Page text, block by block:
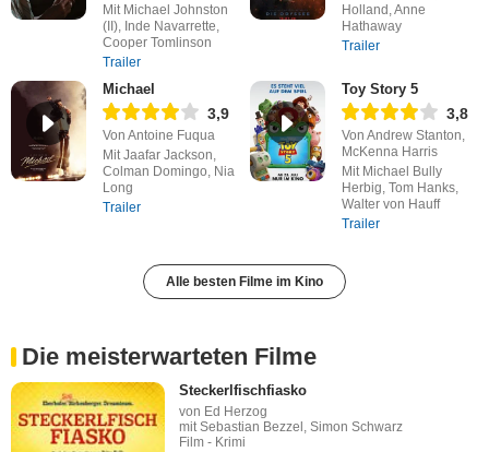
Mit Michael Johnston
(II), Inde Navarrette,
Cooper Tomlinson
Trailer
Holland, Anne
Hathaway
Trailer
Michael
3,9
Von Antoine Fuqua
Mit Jaafar Jackson,
Colman Domingo, Nia
Long
Trailer
Toy Story 5
3,8
Von Andrew Stanton,
McKenna Harris
Mit Michael Bully
Herbig, Tom Hanks,
Walter von Hauff
Trailer
Alle besten Filme im Kino
Die meisterwarteten Filme
Steckerlfischfiasko
von Ed Herzog
mit Sebastian Bezzel, Simon Schwarz
Film - Krimi